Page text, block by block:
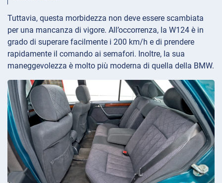
Tuttavia, questa morbidezza non deve essere scambiata
per una mancanza di vigore. All’occorrenza, la W124 è in
grado di superare facilmente i 200 km/h e di prendere
rapidamente il comando ai semafori. Inoltre, la sua
maneggevolezza è molto più moderna di quella della BMW.